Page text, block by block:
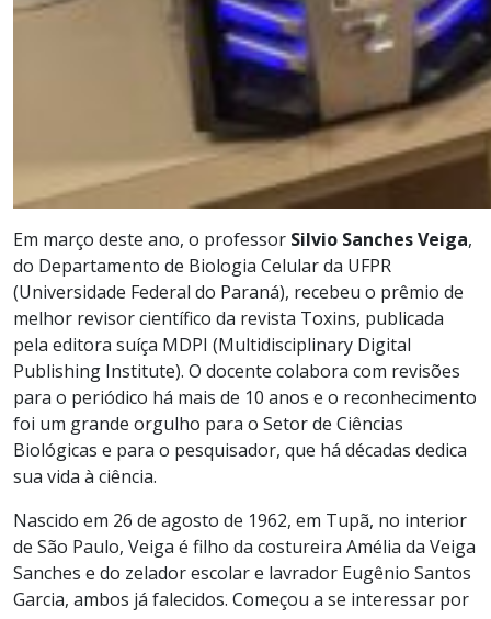
Em março deste ano, o professor Silvio Sanches Veiga,
do Departamento de Biologia Celular da UFPR
(Universidade Federal do Paraná), recebeu o prêmio de
melhor revisor científico da revista Toxins, publicada
pela editora suíça MDPI (Multidisciplinary Digital
Publishing Institute). O docente colabora com revisões
para o periódico há mais de 10 anos e o reconhecimento
foi um grande orgulho para o Setor de Ciências
Biológicas e para o pesquisador, que há décadas dedica
sua vida à ciência.
Nascido em 26 de agosto de 1962, em Tupã, no interior
de São Paulo, Veiga é filho da costureira Amélia da Veiga
Sanches e do zelador escolar e lavrador Eugênio Santos
Garcia, ambos já falecidos. Começou a se interessar por